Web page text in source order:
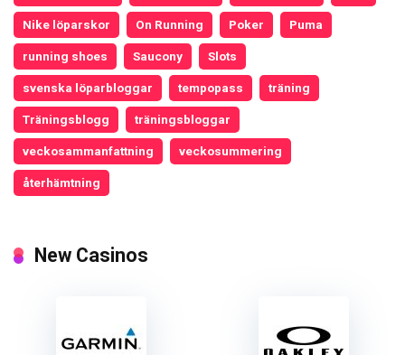
Nike löparskor On Running Poker Puma
running shoes Saucony Slots
svenska löparbloggar tempopass träning
Träningsblogg träningsbloggar
veckosammanfattning veckosummering
återhämtning
New Casinos